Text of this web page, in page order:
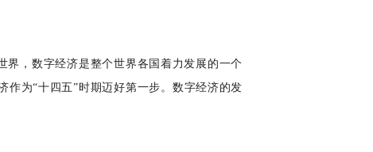
界，数字经济是整个世界各国着力发展的一个
作为“十四五”时期迈好第一步。数字经济的发